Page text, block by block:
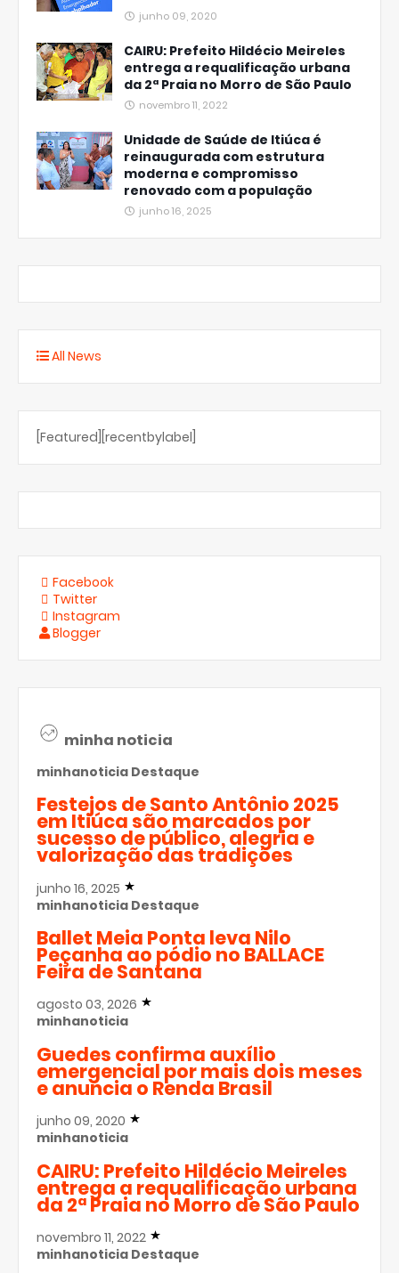
junho 09, 2020
CAIRU: Prefeito Hildécio Meireles
entrega a requalificação urbana
da 2ª Praia no Morro de São Paulo
novembro 11, 2022
Unidade de Saúde de Itiúca é
reinaugurada com estrutura
moderna e compromisso
renovado com a população
junho 16, 2025
All News
[Featured][recentbylabel]
Facebook
Twitter
Instagram
Blogger
minha noticia
minhanoticia Destaque
Festejos de Santo Antônio 2025
em Itiúca são marcados por
sucesso de público, alegria e
valorização das tradições
junho 16, 2025
minhanoticia Destaque
Ballet Meia Ponta leva Nilo
Peçanha ao pódio no BALLACE
Feira de Santana
agosto 03, 2026
minhanoticia
Guedes confirma auxílio
emergencial por mais dois meses
e anuncia o Renda Brasil
junho 09, 2020
minhanoticia
CAIRU: Prefeito Hildécio Meireles
entrega a requalificação urbana
da 2ª Praia no Morro de São Paulo
novembro 11, 2022
minhanoticia Destaque